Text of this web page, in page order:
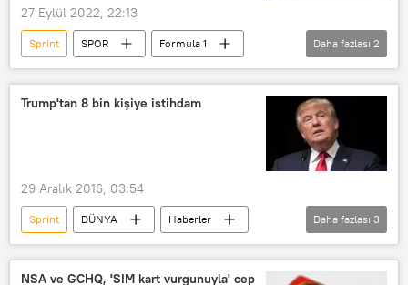
27 Eylül 2022, 22:13
Sprint SPOR
Formula 1
Yarış
sayı
Daha fazlası 2
Trump'tan 8 bin kişiye istihdam
29 Aralık 2016, 03:54
Sprint DÜNYA
Haberler
ABD
Donald Trump
SoftBank
Daha fazlası 3
NSA ve GCHQ, 'SIM kart vurgunuyla' cep